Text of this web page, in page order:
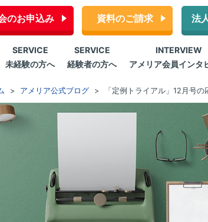
のお申込み 資料のご請求 法
SERVICE
未経験の方へ
SERVICE
経験者の方へ
INTERVIEW
アメリア会員インタ
アメリア公式ブログ 「定例トライアル」12月号